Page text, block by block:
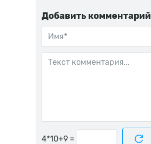
Добавить комментарий
=